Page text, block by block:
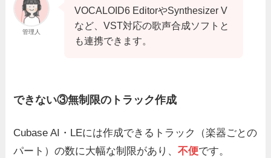
管理人
VOCALOID6 EditorやSynthesizer V
など、VST対応の歌声合成ソフトと
も連携できます。
できない③無制限のトラック作成
Cubase AI・LEには作成できるトラック（楽器ごとの
パート）の数に大幅な制限があり、不便です。